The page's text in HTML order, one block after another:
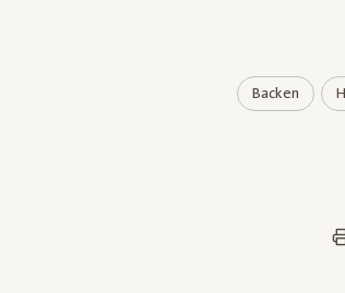
Backen